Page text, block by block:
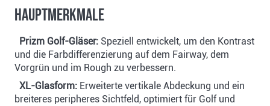
Hauptmerkmale
Prizm Golf-Gläser: Speziell entwickelt, um den Kontrast
und die Farbdifferenzierung auf dem Fairway, dem
Vorgrün und im Rough zu verbessern.
XL-Glasform: Erweiterte vertikale Abdeckung und ein
breiteres peripheres Sichtfeld, optimiert für Golf und